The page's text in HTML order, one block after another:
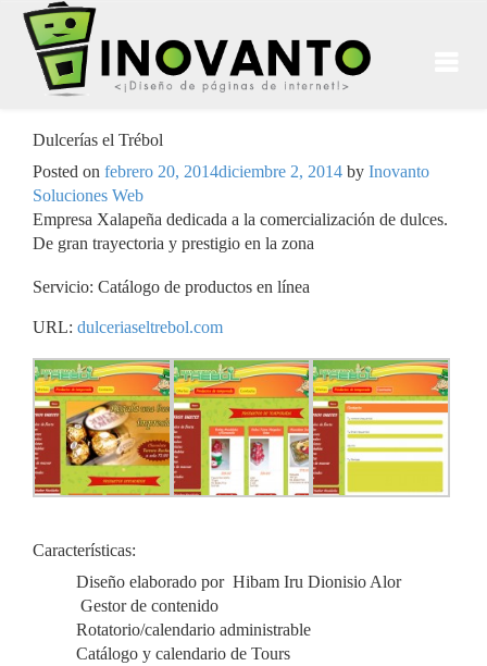
Dulcerías el Trébol
Posted on febrero 20, 2014diciembre 2, 2014 by Inovanto
Soluciones Web
Empresa Xalapeña dedicada a la comercialización de dulces.
De gran trayectoria y prestigio en la zona
Servicio: Catálogo de productos en línea
URL: dulceriaseltrebol.com
Características:
Diseño elaborado por Hibam Iru Dionisio Alor
Gestor de contenido
Rotatorio/calendario administrable
Catálogo y calendario de Tours